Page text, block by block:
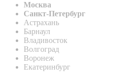
Москва
Санкт-Петербург
Астрахань
Барнаул
Владивосток
Волгоград
Воронеж
Екатеринбург